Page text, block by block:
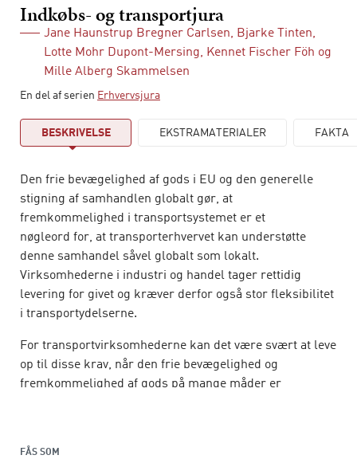
Indkøbs- og transportjura
Jane Haunstrup Bregner Carlsen, Bjarke Tinten,
Lotte Mohr Dupont-Mersing, Kennet Fischer Föh og
Mille Alberg Skammelsen
En del af serien Erhvervsjura
BESKRIVELSE EKSTRAMATERIALER FAKTA
Den frie bevægelighed af gods i EU og den generelle
stigning af samhandlen globalt gør, at
fremkommelighed i transportsystemet er et
nøgleord for, at transporterhvervet kan understøtte
denne samhandel såvel globalt som lokalt.
Virksomhederne i industri og handel tager rettidig
levering for givet og kræver derfor også stor fleksibilitet
i transportydelserne.
For transportvirksomhederne kan det være svært at leve
op til disse krav, når den frie bevægelighed og
fremkommelighed af gods på mange måder er
indkøbsjura, der inkluderer alt fra aftaleretten over
FÅS SOM